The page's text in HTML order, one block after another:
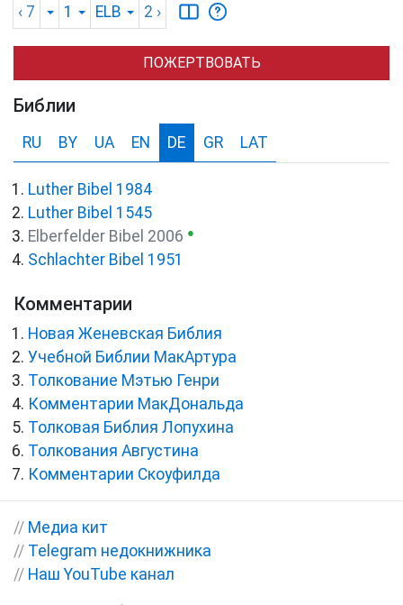
‹ 7 1 ELB 2 ›
ПОЖЕРТВОВАТЬ
Библии
RU BY UA EN DE GR LAT
Luther Bibel 1984
Luther Bibel 1545
Elberfelder Bibel 2006 ●
Schlachter Bibel 1951
Комментарии
Новая Женевская Библия
Учебной Библии МакАртура
Толкование Мэтью Генри
Комментарии МакДональда
Толковая Библия Лопухина
Толкования Августина
Комментарии Скоуфилда
// Медиа кит
// Telegram недокнижника
// Наш YouTube канал